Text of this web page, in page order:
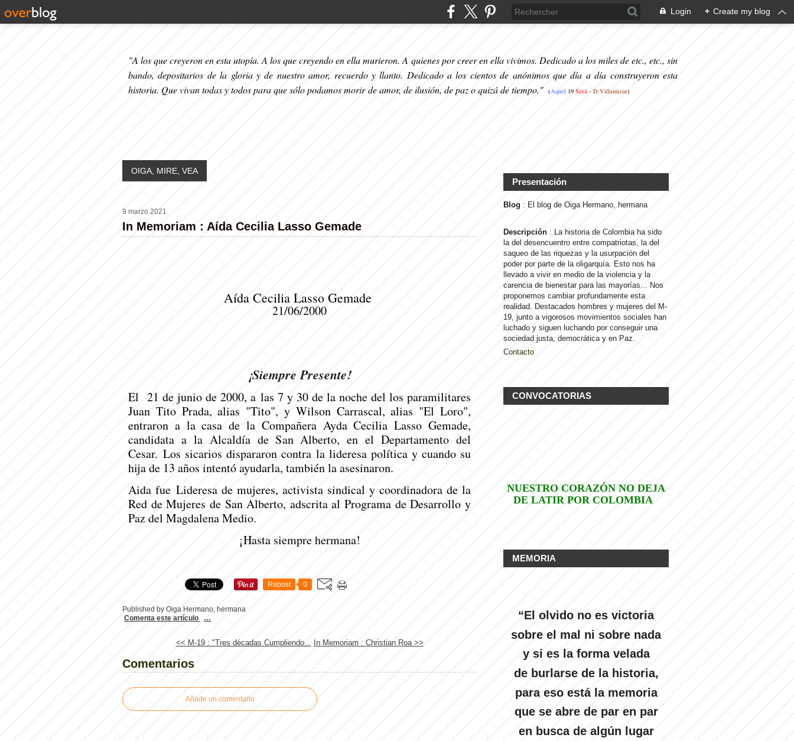
Login + Create my blog
"A los que creyeron en esta utopía. A los que creyendo en ella murieron. A quienes por creer en ella vivimos. Dedicado a los miles de etc., etc., sin
bando, depositarios de la gloria y de nuestro amor, recuerdo y llanto. Dedicado a los cientos de anónimos que día a día construyeron esta
historia. Que vivan todas y todos para que sólo podamos morir de amor, de ilusión, de paz o quizá de tiempo." (Aquel 19 Será - D.Villamizar)
OIGA, MIRE, VEA
9 marzo 2021
In Memoriam : Aída Cecilia Lasso Gemade
Aída Cecilia Lasso Gemade
21/06/2000
¡Siempre Presente!
El 21 de junio de 2000, a las 7 y 30 de la noche del los paramilitares
Juan Tito Prada, alias "Tito", y Wilson Carrascal, alias "El Loro",
entraron a la casa de la Compañera Ayda Cecilia Lasso Gemade,
candidata a la Alcaldía de San Alberto, en el Departamento del
Cesar. Los sicarios dispararon contra la lideresa política y cuando su
hija de 13 años intentó ayudarla, también la asesinaron.
Aida fue Lideresa de mujeres, activista sindical y coordinadora de la
Red de Mujeres de San Alberto, adscrita al Programa de Desarrollo y
Paz del Magdalena Medio.
¡Hasta siempre hermana!
Repost 0
Published by Oiga Hermano, hermana
Comenta este artículo
…
<< M-19 : "Tres décadas Cumpliendo... In Memoriam : Christian Roa >>
Comentarios
Añade un comentario
Presentación
Blog : El blog de Oiga Hermano, hermana
Descripción : La historia de Colombia ha sido
la del desencuentro entre compatriotas, la del
saqueo de las riquezas y la usurpación del
poder por parte de la oligarquía. Esto nos ha
llevado a vivir en medio de la violencia y la
carencia de bienestar para las mayorías... Nos
proponemos cambiar profundamente esta
realidad. Destacados hombres y mujeres del M-
19, junto a vigorosos movimientos sociales han
luchado y siguen luchando por conseguir una
sociedad justa, democrática y en Paz.
Contacto
CONVOCATORIAS
NUESTRO CORAZÓN NO DEJA
DE LATIR POR COLOMBIA
MEMORIA
“El olvido no es victoria
sobre el mal ni sobre nada
y si es la forma velada
de burlarse de la historia,
para eso está la memoria
que se abre de par en par
en busca de algún lugar